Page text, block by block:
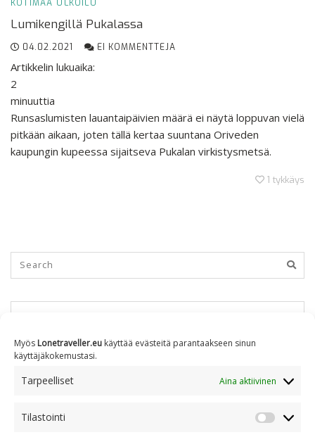
Myös Lonetraveller.eu käyttää evästeitä parantaakseen sinun
käyttäjäkokemustasi.
Tarpeelliset Aina aktiivinen
Tilastointi
KOTIMAA ULKOILU
Lumikengillä Pukalassa
04.02.2021 EI KOMMENTTEJA
Artikkelin lukuaika:
2
minuuttia
Runsaslumisten lauantaipäivien määrä ei näytä loppuvan vielä
pitkään aikaan, joten tällä kertaa suuntana Oriveden
kaupungin kupeessa sijaitseva Pukalan virkistysmetsä.
1 tykkäys
Kuukausittain